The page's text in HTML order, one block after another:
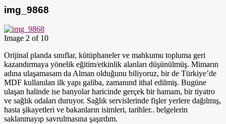
img_9868
Image 2 of 10
Orijinal planda sınıflar, kütüphaneler ve mahkumu topluma geri
kazandırmaya yönelik eğitim/etkinlik alanları düşünülmüş. Mimarın
adına ulaşamasam da Alman olduğunu biliyoruz, bir de Türkiye’de
MDF kullanılan ilk yapı galiba, zamanınd ithal edilmiş. Bugüne
ulaşan halinde ise banyolar haricinde gerçek bir hamam, bir tiyatro
ve sağlık odaları duruyor. Sağlık servislerinde fişler yerlere dağılmış,
hasta şikayetleri ve bakanların isimleri, tarihler.. belgelerin
saklanmayıp savrulmasına şaşırdım.